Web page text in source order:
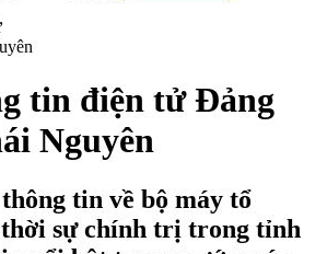
tin điện tử Đảng
Nguyên
tin về bộ máy tổ
sự chính trị trong tỉnh